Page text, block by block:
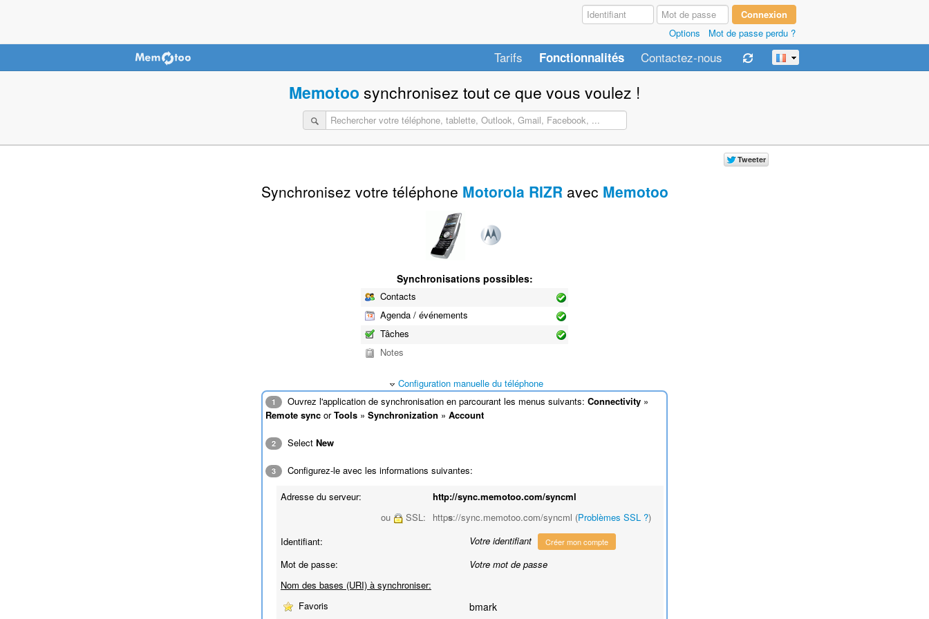
Options Mot de passe perdu ?
Tarifs Fonctionnalités Contactez-nous
Memotoo synchronisez tout ce que vous voulez !
Synchronisez votre téléphone Motorola RIZR avec Memotoo
Synchronisations possibles:
Contacts
Agenda / événements
Tâches
Notes
Configuration manuelle du téléphone
1 Ouvrez l'application de synchronisation en parcourant les menus suivants: Connectivity »
Remote sync orTools » Synchronization » Account
2 Select New
3
Configurez-le avec les informations suivantes:
Adresse du serveur:
http://sync.memotoo.com/syncml
ou
SSL: https://sync.memotoo.com/syncml (Problèmes SSL ?)
Identifiant:
Votre identifiant Créer mon compte
Mot de passe:
Votre mot de passe
Nom des bases (URI) à synchroniser:
Favoris
bmark